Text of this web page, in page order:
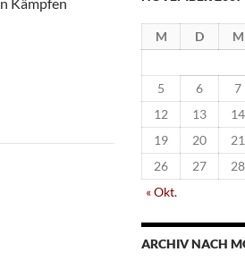
M D M
5
6 7
12
13 14
19
20 21
26
27 28
« Okt.
ARCHIV NACH